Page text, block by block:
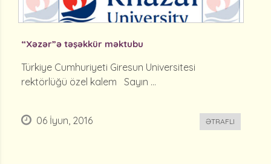
“Xəzər”ə təşəkkür məktubu
Türkiye Cumhuriyeti Giresun Universitesi
rektörlüğü özel kalem Sayın ...
06 İyun, 2016 ƏTRAFLI